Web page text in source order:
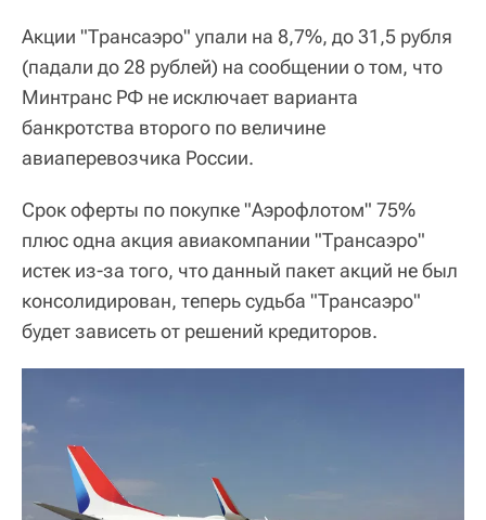
Акции "Трансаэро" упали на 8,7%, до 31,5 рубля
(падали до 28 рублей) на сообщении о том, что
Минтранс РФ не исключает варианта
банкротства второго по величине
авиаперевозчика России.
Срок оферты по покупке "Аэрофлотом" 75%
плюс одна акция авиакомпании "Трансаэро"
истек из-за того, что данный пакет акций не был
консолидирован, теперь судьба "Трансаэро"
будет зависеть от решений кредиторов.